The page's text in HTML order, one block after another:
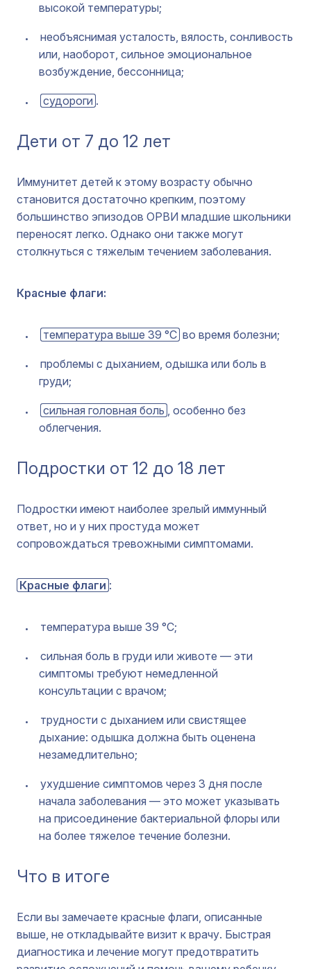
высокой температуры;
необъяснимая усталость, вялость, сонливость
или, наоборот, сильное эмоциональное
возбуждение, бессонница;
судороги .
Дети от 7 до 12 лет
Иммунитет детей к этому возрасту обычно
становится достаточно крепким, поэтому
большинство эпизодов ОРВИ младшие школьники
переносят легко. Однако они также могут
столкнуться с тяжелым течением заболевания.
Красные флаги:
температура выше 39 °C во время болезни;
проблемы с дыханием, одышка или боль в
груди;
сильная головная боль , особенно без
облегчения.
Подростки от 12 до 18 лет
Подростки имеют наиболее зрелый иммунный
ответ, но и у них простуда может
сопровождаться тревожными симптомами.
Красные флаги :
температура выше 39 °C;
сильная боль в груди или животе — эти
симптомы требуют немедленной
консультации с врачом;
трудности с дыханием или свистящее
дыхание: одышка должна быть оценена
незамедлительно;
ухудшение симптомов через 3 дня после
начала заболевания — это может указывать
на присоединение бактериальной флоры или
на более тяжелое течение болезни.
Что в итоге
Если вы замечаете красные флаги, описанные
выше, не откладывайте визит к врачу. Быстрая
диагностика и лечение могут предотвратить